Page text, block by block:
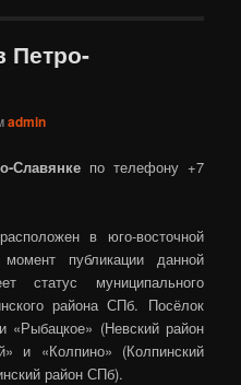
Петро-
admin
Славянке по телефону +7
в юго-восточной
публикации данной
статус муниципального
района СПб. Посёлок
«Рыбацкое» (Невский район
и «Колпино» (Колпинский
район СПб).